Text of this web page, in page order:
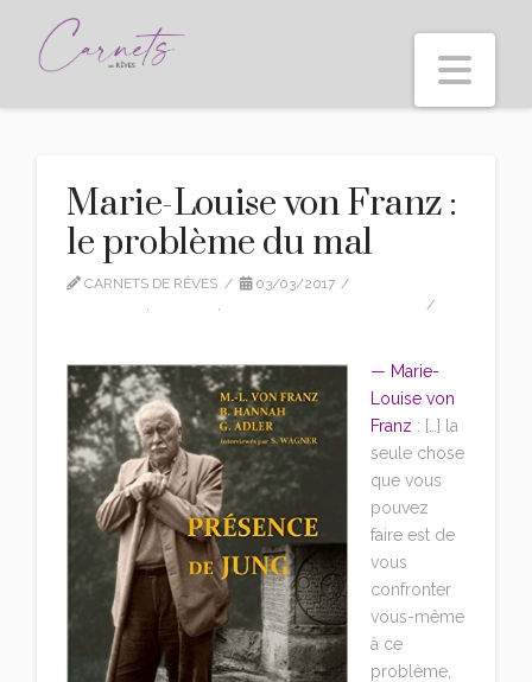
Marie-Louise von Franz :
le problème du mal
CARNETS DE RÊVES
03/03/2017
, ,
— Marie-
Louise von
Franz : […] la
seule chose
que vous
pouvez
faire est de
vous
confronter
vous-même
à ce
problème,